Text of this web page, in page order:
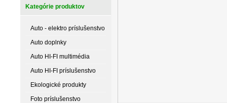
Kategórie produktov
Auto - elektro príslušenstvo
Auto doplnky
Auto HI-FI multimédia
Auto HI-FI príslušenstvo
Ekologické produkty
Foto príslušenstvo